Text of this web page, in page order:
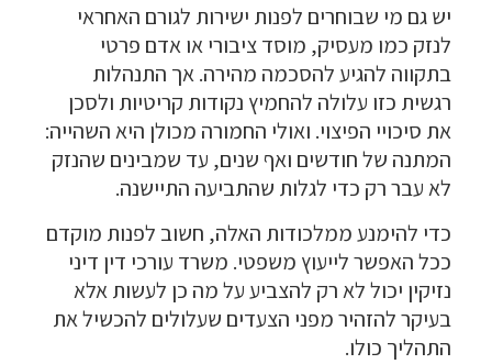
יש גם מי שבוחרים לפנות ישירות לגורם האחראי
לנזק כמו מעסיק, מוסד ציבורי או אדם פרטי
בתקווה להגיע להסכמה מהירה. אך התנהלות
רגשית כזו עלולה להחמיץ נקודות קריטיות ולסכן
את סיכויי הפיצוי. ואולי החמורה מכולן היא השהייה:
המתנה של חודשים ואף שנים, עד שמבינים שהנזק
לא עבר רק כדי לגלות שהתביעה התיישנה.
כדי להימנע ממלכודות האלה, חשוב לפנות מוקדם
ככל האפשר לייעוץ משפטי. משרד עורכי דין דיני
נזיקין יכול לא רק להצביע על מה כן לעשות אלא
בעיקר להזהיר מפני הצעדים שעלולים להכשיל את
התהליך כולו.